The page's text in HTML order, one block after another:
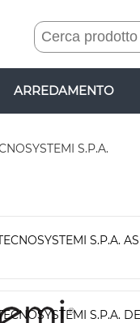
ARREDAMENTO
S.P.A.
S.P.A.
S.P.A.